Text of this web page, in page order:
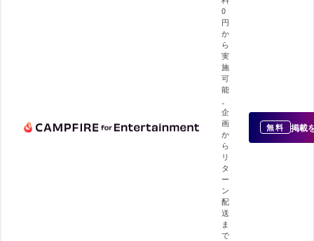
0
円
か
ら
実
施
可
能
企
画
か
ら
リ
タ
ー
ン
配
送
ま
で
無料 掲載